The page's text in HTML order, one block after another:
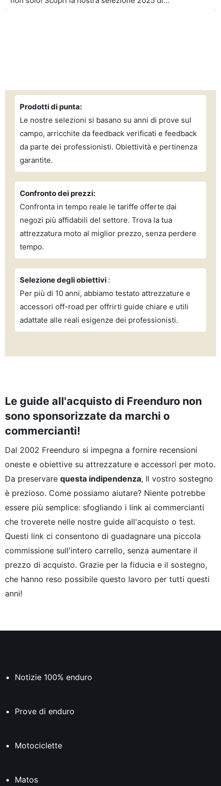
Le guide all'acquisto di Freenduro non
sono sponsorizzate da marchi o
commercianti!
Dal 2002 Freenduro si impegna a fornire recensioni
oneste e obiettive su attrezzature e accessori per moto.
Da preservare questa indipendenza, Il vostro sostegno
è prezioso. Come possiamo aiutare? Niente potrebbe
essere più semplice: sfogliando i link ai commercianti
che troverete nelle nostre guide all'acquisto o test.
Questi link ci consentono di guadagnare una piccola
commissione sull'intero carrello, senza aumentare il
prezzo di acquisto. Grazie per la fiducia e il sostegno,
che hanno reso possibile questo lavoro per tutti questi
anni!
Prodotti di punta:
Le nostre selezioni si basano su anni di prove sul
campo, arricchite da feedback verificati e feedback
da parte dei professionisti. Obiettività e pertinenza
garantite.
Confronto dei prezzi:
Confronta in tempo reale le tariffe offerte dai
negozi più affidabili del settore. Trova la tua
attrezzatura moto al miglior prezzo, senza perdere
tempo.
Selezione degli obiettivi :
Per più di 10 anni, abbiamo testato attrezzature e
accessori off-road per offrirti guide chiare e utili
adattate alle reali esigenze dei professionisti.
Notizie 100% enduro
Prove di enduro
Motociclette
Matos